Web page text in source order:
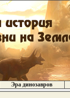
Эра динозавров